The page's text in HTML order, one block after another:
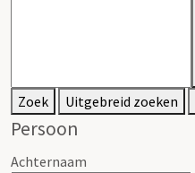
Zoek Uitgebreid zoeken
Persoon
Achternaam